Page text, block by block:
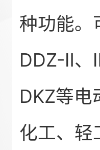
种功能。
DDZ-Ⅱ、
DKZ等电
化工、轻